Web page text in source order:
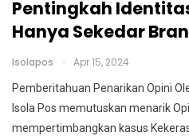
Pentingkah
Hanya Sekedar
Isolapos Apr 15, 2024
Pemberitahuan Penarikan Opini
Isola Pos memutuskan menarik
mempertimbangkan kasus